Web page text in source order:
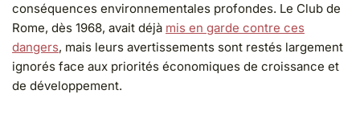
conséquences environnementales profondes. Le Club de
Rome, dès 1968, avait déjà mis en garde contre ces
dangers, mais leurs avertissements sont restés largement
ignorés face aux priorités économiques de croissance et
de développement.